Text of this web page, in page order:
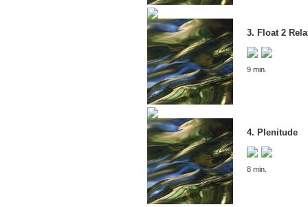
3. Float 2
9 min.
4. Plenitude
8 min.